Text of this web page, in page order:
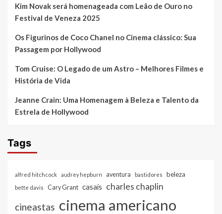
Kim Novak será homenageada com Leão de Ouro no
Festival de Veneza 2025
Os Figurinos de Coco Chanel no Cinema clássico: Sua
Passagem por Hollywood
Tom Cruise: O Legado de um Astro – Melhores Filmes e
História de Vida
Jeanne Crain: Uma Homenagem à Beleza e Talento da
Estrela de Hollywood
Tags
alfred hitchcock audrey hepburn aventura bastidores beleza
bette davis Cary Grant casais charles chaplin
cineastas cinema americano